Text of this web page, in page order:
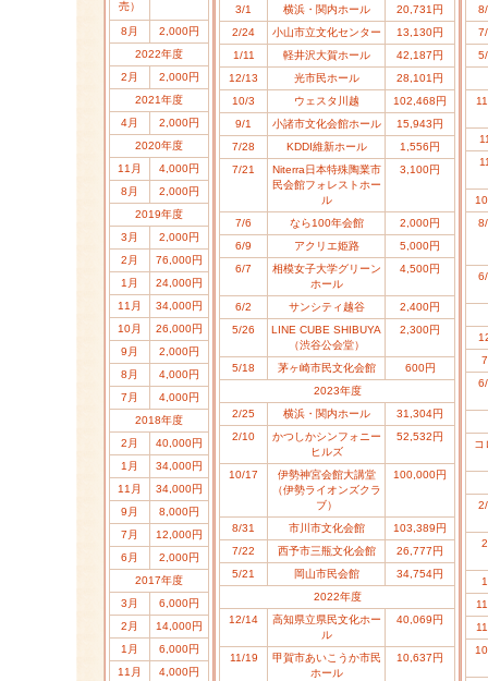
売）
8月
2,000円
2022年度
2月
2,000円
2021年度
4月
2,000円
2020年度
11月
4,000円
8月
2,000円
2019年度
3月
2,000円
2月
76,000円
1月
24,000円
11月
34,000円
10月
26,000円
9月
2,000円
8月
4,000円
7月
4,000円
2018年度
2月
40,000円
1月
34,000円
11月
34,000円
9月
8,000円
7月
12,000円
6月
2,000円
2017年度
3月
6,000円
2月
14,000円
1月
6,000円
11月
4,000円
3/1 横浜・関内ホール
20,731円
2/24
小山市立文化センター
13,130円
1/11
軽井沢大賀ホール
42,187円
12/13
光市民ホール
28,101円
10/3
ウェスタ川越
102,468円
9/1
小諸市文化会館ホール
15,943円
7/28
KDDI維新ホール
1,556円
7/21
Niterra日本特殊陶業市
民会館フォレストホー
ル
3,100円
7/6 なら100年会館
2,000円
6/9
アクリエ姫路
5,000円
6/7
相模女子大学グリーン
ホール
4,500円
6/2 サンシティ越谷
2,400円
5/26
LINE CUBE SHIBUYA
（渋谷公会堂）
2,300円
5/18 茅ヶ崎市民文化会館
600円
2023年度
2/25
横浜・関内ホール
31,304円
2/10
かつしかシンフォニー
ヒルズ
52,532円
10/17
伊勢神宮会館大講堂
（伊勢ライオンズクラ
ブ）
100,000円
8/31 市川市文化会館
103,389円
7/22
西予市三瓶文化会館
26,777円
5/21
岡山市民会館
34,754円
2022年度
12/14
高知県立県民文化ホー
ル
40,069円
11/19
甲賀市あいこうか市民
ホール
10,637円
コ